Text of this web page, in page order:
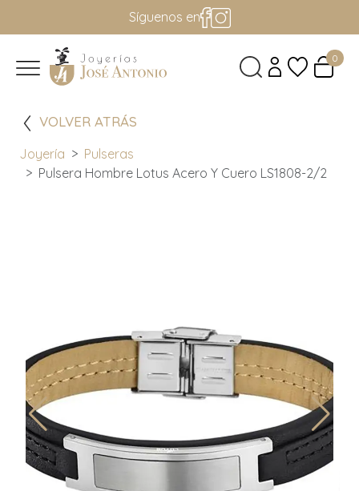
Síguenos en
0
VOLVER ATRÁS
Joyería
Pulseras
Pulsera Hombre Lotus Acero Y Cuero LS1808-2/2